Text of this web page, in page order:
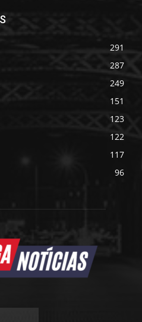
291
287
249
151
123
122
117
96